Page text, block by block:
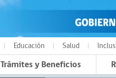
Educación Salud
Trámites y Beneficios